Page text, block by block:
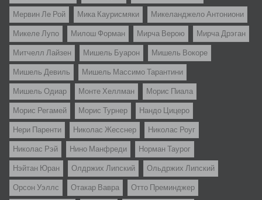
Мервин Ле Рой Мика Каурисмяки Микеланджело Антониони
Микеле Лупо Милош Форман Мирча Верою Мирча Дрэган
Митчелл Лайзен Мишель Буарон Мишель Вокоре
Мишель Девиль Мишель Массимо Тарантини
Мишель Одиар Монте Хеллман Морис Пиала
Морис Регамей Морис Турнер Нандо Цицеро
Нери Паренти Николас Жесснер Николас Роуг
Николас Рэй Нино Манфреди Норман Таурог
Нэйтан Юран Олдржих Липский Ольдржих Липский
Орсон Уэллс Отакар Вавра Отто Преминджер